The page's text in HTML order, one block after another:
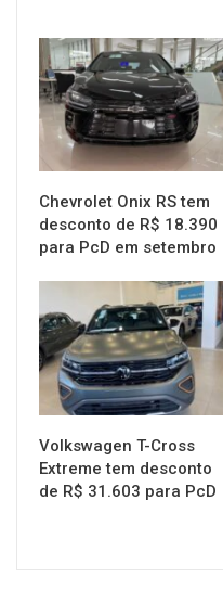
MUNDO AUTOMOTIVO
Chevrolet Onix RS tem
desconto de R$ 18.390
para PcD em setembro
MUNDO AUTOMOTIVO
Volkswagen T-Cross
Extreme tem desconto
de R$ 31.603 para PcD